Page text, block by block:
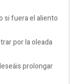
si fuera el aliento
por la oleada
prolongar